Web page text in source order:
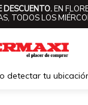
DESCUENTO.EN
TODOS LOS
detectar tu